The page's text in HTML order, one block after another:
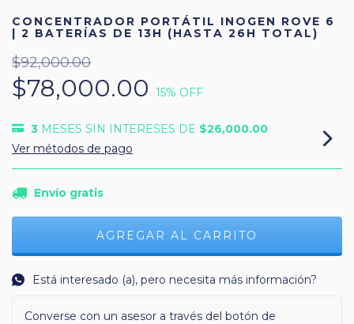
CONCENTRADOR PORTÁTIL INOGEN ROVE 6
| 2 BATERÍAS DE 13H (HASTA 26H TOTAL)
$92,000.00
$78,000.00 15% OFF
3 MESES SIN INTERESES DE $26,000.00
Ver métodos de pago
Envío gratis
Está interesado (a), pero necesita más información?
Converse con un asesor a través del botón de